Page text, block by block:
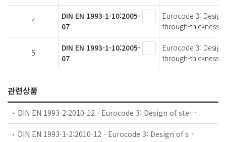
4
DIN EN 1993-1-10:2005-
07
Eurocode 3:
through-thickness
5
DIN EN 1993-1-10:2005-
07
Eurocode 3:
through-thickness
관련상품
DIN EN 1993-2:2010-12 - Eurocode 3: Design of steel structures - Part 2: Steel Bridges; German version EN 1993-2:2006 + AC:2009
DIN EN 1993-1-2:2010-12 - Eurocode 3: Design of steel structures - Part 1-2: General rules - Structural fire design; German version EN 1993-1-2:2005 + AC:2009